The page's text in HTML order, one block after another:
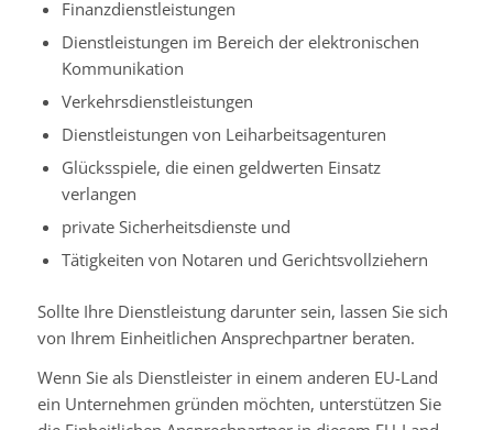
Finanzdienstleistungen
Dienstleistungen im Bereich der elektronischen
Kommunikation
Verkehrsdienstleistungen
Dienstleistungen von Leiharbeitsagenturen
Glücksspiele, die einen geldwerten Einsatz
verlangen
private Sicherheitsdienste und
Tätigkeiten von Notaren und Gerichtsvollziehern
Sollte Ihre Dienstleistung darunter sein, lassen Sie sich
von Ihrem Einheitlichen Ansprechpartner beraten.
Wenn Sie als Dienstleister in einem anderen EU-Land
ein Unternehmen gründen möchten, unterstützen Sie